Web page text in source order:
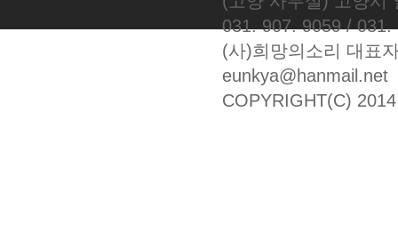
031. 907. 9059 / 031.
(사)희망의소리 대표
eunkya@hanmail.net
COPYRIGHT(C)